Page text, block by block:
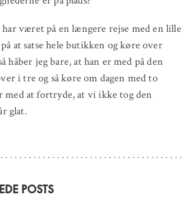
været på en længere rejse med en lille
at satse hele butikken og køre over
jeg bare, at han er med på den
i tre og så køre om dagen med to
at fortryde, at vi ikke tog den
glat.
POSTS